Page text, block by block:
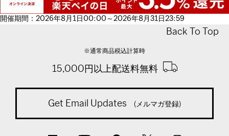
開催期間：2026年8月1日00:00～2026年8月31日23:59
Back To Top
※通常商品税込計算時
15,000円以上配送料無料
Get Email Updates (メルマガ登録)